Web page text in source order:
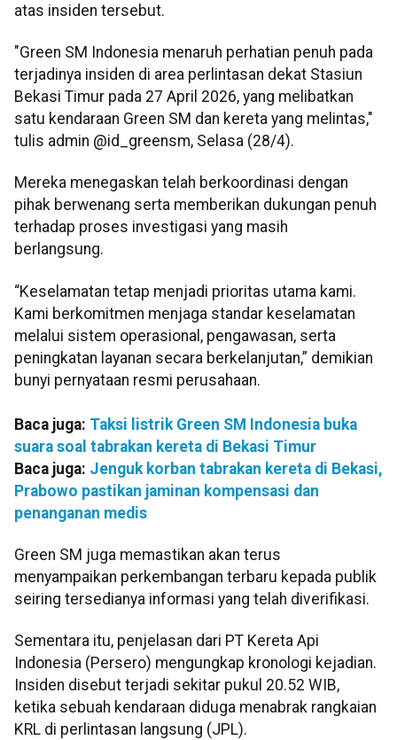
atas insiden tersebut.
"Green SM Indonesia menaruh perhatian penuh pada
terjadinya insiden di area perlintasan dekat Stasiun
Bekasi Timur pada 27 April 2026, yang melibatkan
satu kendaraan Green SM dan kereta yang melintas,"
tulis admin @id_greensm, Selasa (28/4).
Mereka menegaskan telah berkoordinasi dengan
pihak berwenang serta memberikan dukungan penuh
terhadap proses investigasi yang masih
berlangsung.
“Keselamatan tetap menjadi prioritas utama kami.
Kami berkomitmen menjaga standar keselamatan
melalui sistem operasional, pengawasan, serta
peningkatan layanan secara berkelanjutan,” demikian
bunyi pernyataan resmi perusahaan.
Baca juga: Taksi listrik Green SM Indonesia buka
suara soal tabrakan kereta di Bekasi Timur
Baca juga: Jenguk korban tabrakan kereta di Bekasi,
Prabowo pastikan jaminan kompensasi dan
penanganan medis
Green SM juga memastikan akan terus
menyampaikan perkembangan terbaru kepada publik
seiring tersedianya informasi yang telah diverifikasi.
Sementara itu, penjelasan dari PT Kereta Api
Indonesia (Persero) mengungkap kronologi kejadian.
Insiden disebut terjadi sekitar pukul 20.52 WIB,
ketika sebuah kendaraan diduga menabrak rangkaian
KRL di perlintasan langsung (JPL).